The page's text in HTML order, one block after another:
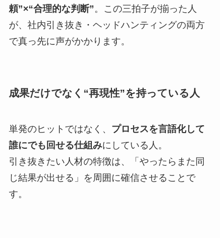
頼”×“合理的な判断”。この三拍子が揃った人
が、社内引き抜き・ヘッドハンティングの両方
で真っ先に声がかかります。
成果だけでなく“再現性”を持っている人
単発のヒットではなく、 プロセスを言語化して
誰にでも回せる仕組みにしている人。
引き抜きたい人材の特徴は、「やったらまた同
じ結果が出せる」を周囲に確信させることで
す。